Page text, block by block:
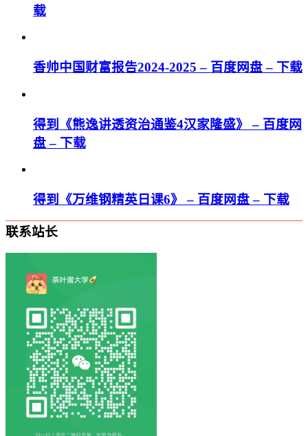
载
香帅中国财富报告2024-2025 – 百度网盘 – 下载
得到《熊逸讲透资治通鉴4汉家隆盛》 – 百度网
盘 – 下载
得到《万维钢精英日课6》 – 百度网盘 – 下载
联系站长